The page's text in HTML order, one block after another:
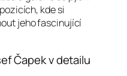
kde si
jeho fascinující
Čapek v detailu